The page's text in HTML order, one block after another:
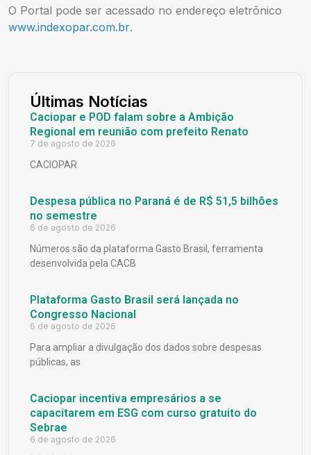
O Portal pode ser acessado no endereço eletrônico
www.indexopar.com.br.
Últimas Notícias
Caciopar e POD falam sobre a Ambição
Regional em reunião com prefeito Renato
7 de agosto de 2026
CACIOPAR
Despesa pública no Paraná é de R$ 51,5 bilhões
no semestre
6 de agosto de 2026
Números são da plataforma Gasto Brasil, ferramenta
desenvolvida pela CACB
Plataforma Gasto Brasil será lançada no
Congresso Nacional
6 de agosto de 2026
Para ampliar a divulgação dos dados sobre despesas
públicas, as
Caciopar incentiva empresários a se
capacitarem em ESG com curso gratuito do
Sebrae
6 de agosto de 2026